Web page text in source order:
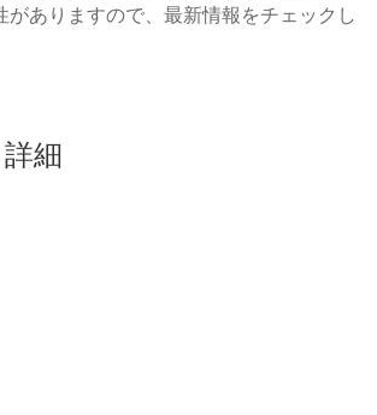
がありますので、最新情報をチェックし
細